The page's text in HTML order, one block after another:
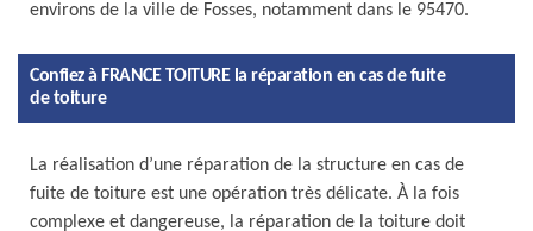
environs de la ville de Fosses, notamment dans le 95470.
Confiez à FRANCE TOITURE la réparation en cas de fuite
de toiture
La réalisation d’une réparation de la structure en cas de
fuite de toiture est une opération très délicate. À la fois
complexe et dangereuse, la réparation de la toiture doit